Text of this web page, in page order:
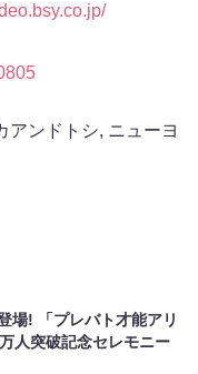
アンドトシ, ニューヨ
場! 「プレバト才能アリ
人突破記念セレモニー